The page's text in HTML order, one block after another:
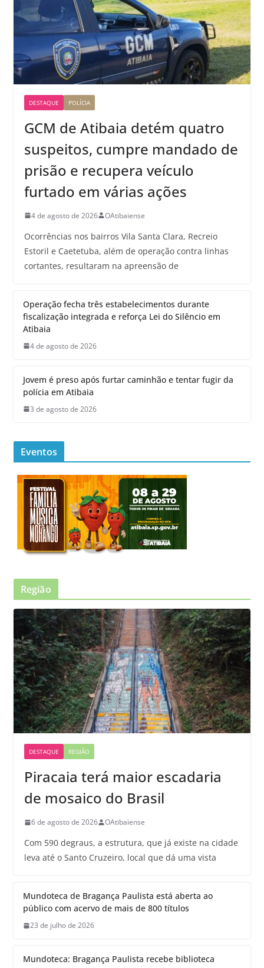
DESTAQUE POLÍCIA
GCM de Atibaia detém quatro
suspeitos, cumpre mandado de
prisão e recupera veículo
furtado em várias ações
4 de agosto de 2026 OAtibaiense
Ocorrências nos bairros Vila Santa Clara, Recreio
Estoril e Caetetuba, além de operação contra linhas
cortantes, resultaram na apreensão de
Operação fecha três estabelecimentos durante
fiscalização integrada e reforça Lei do Silêncio em
Atibaia
4 de agosto de 2026
Jovem é preso após furtar caminhão e tentar fugir da
polícia em Atibaia
3 de agosto de 2026
Eventos
Região
DESTAQUE REGIÃO
Piracaia terá maior escadaria
de mosaico do Brasil
6 de agosto de 2026 OAtibaiense
Com 590 degraus, a estrutura, que já existe na cidade
leva até o Santo Cruzeiro, local que dá uma vista
Mundoteca de Bragança Paulista está aberta ao
público com acervo de mais de 800 títulos
23 de julho de 2026
Mundoteca: Bragança Paulista recebe biblioteca